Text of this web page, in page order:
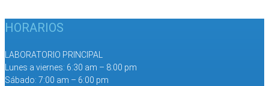
HORARIOS
LABORATORIO PRINCIPAL
Lunes a viernes: 6:30 am – 8:00 pm
Sábado: 7:00 am – 6:00 pm